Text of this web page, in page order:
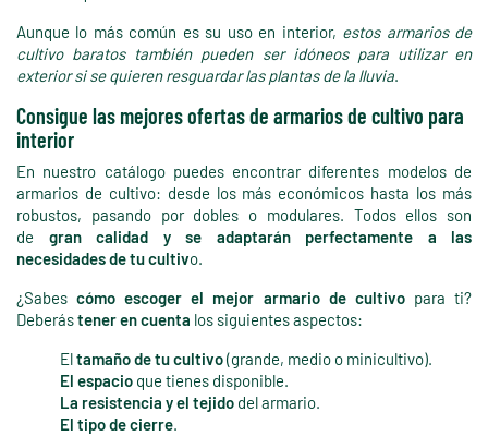
Aunque lo más común es su uso en interior, estos armarios de
cultivo baratos también pueden ser idóneos para utilizar en
exterior si se quieren resguardar las plantas de la lluvia.
Consigue las mejores ofertas de armarios de cultivo para
interior
En nuestro catálogo puedes encontrar diferentes modelos de
armarios de cultivo: desde los más económicos hasta los más
robustos, pasando por dobles o modulares. Todos ellos son
de gran calidad y se adaptarán perfectamente a las
necesidades de tu cultivo.
¿Sabescómo escoger el mejor armario de cultivo para ti?
Deberástener en cuenta los siguientes aspectos:
Eltamaño de tu cultivo(grande, medio o minicultivo).
El espacio que tienes disponible.
La resistencia y el tejido del armario.
El tipo de cierre.